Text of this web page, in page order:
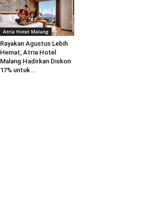
Atria Hotel Malang
Rayakan Agustus Lebih
Hemat, Atria Hotel
Malang Hadirkan Diskon
17% untuk...